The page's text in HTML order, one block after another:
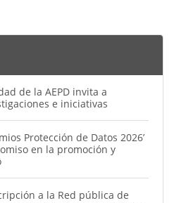
de la AEPD invita a
e iniciativas
Protección de Datos 2026’
en la promoción y
a la Red pública de